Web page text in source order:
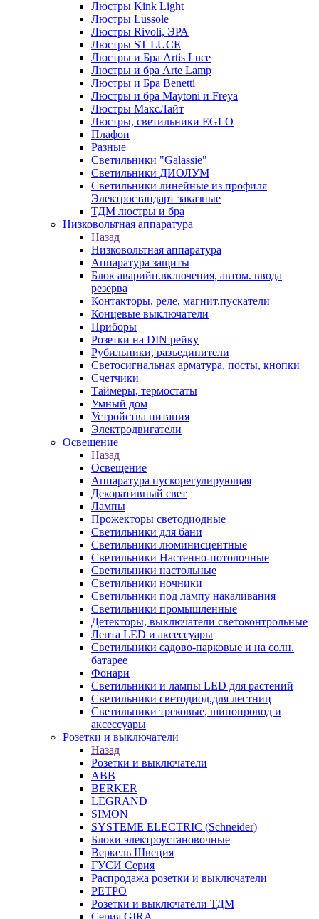
Люстры Kink Light
Люстры Lussole
Люстры Rivoli, ЭРА
Люстры ST LUCE
Люстры и Бра Artis Luce
Люстры и бра Arte Lamp
Люстры и Бра Benetti
Люстры и бра Maytoni и Freya
Люстры МаксЛайт
Люстры, светильники EGLO
Плафон
Разные
Светильники "Galassie"
Светильники ДИОЛУМ
Светильники линейные из профиля
Электростандарт заказные
ТДМ люстры и бра
Низковольтная аппаратура
Назад
Низковольтная аппаратура
Аппаратура защиты
Блок аварийн.включения, автом. ввода
резерва
Контакторы, реле, магнит.пускатели
Концевые выключатели
Приборы
Розетки на DIN рейку
Рубильники, разъединители
Светосигнальная арматура, посты, кнопки
Счетчики
Таймеры, термостаты
Умный дом
Устройства питания
Электродвигатели
Освещение
Назад
Освещение
Аппаратура пускорегулирующая
Декоративный свет
Лампы
Прожекторы светодиодные
Светильники для бани
Светильники люминисцентные
Светильники Настенно-потолочные
Светильники настольные
Светильники ночники
Светильники под лампу накаливания
Светильники промышленные
Детекторы, выключатели светоконтрольные
Лента LED и аксессуары
Светильники садово-парковые и на солн.
батарее
Фонари
Светильники и лампы LED для растений
Светильники светодиод.для лестниц
Светильники трековые, шинопровод и
аксессуары
Розетки и выключатели
Назад
Розетки и выключатели
ABB
BERKER
LEGRAND
SIMON
SYSTEME ELECTRIC (Schneider)
Блоки электроустановочные
Веркель Швеция
ГУСИ Серия
Распродажа розетки и выключатели
РЕТРО
Розетки и выключатели ТДМ